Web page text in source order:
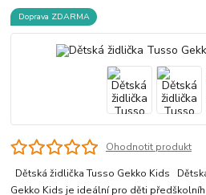
Doprava ZDARMA
Ohodnotit produkt
Dětská židlička Tusso Gekko Kids
Gekko Kids je ideální pro děti